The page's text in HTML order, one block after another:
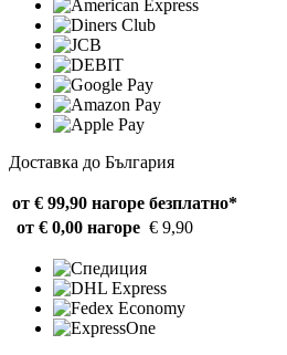
Доставка до България
от € 99,90 нагоре безплатно*
от € 0,00 нагоре € 9,90